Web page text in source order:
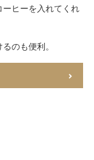
ーヒーを入れてくれ
のも便利。